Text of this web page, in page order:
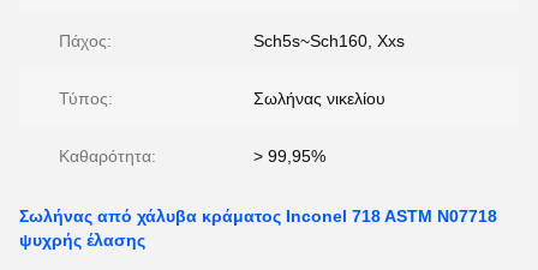
Πάχος: Sch5s~Sch160, Xxs
Τύπος: Σωλήνας νικελίου
Καθαρότητα: > 99,95%
Σωλήνας από χάλυβα κράματος Inconel 718 ASTM N07718
ψυχρής έλασης